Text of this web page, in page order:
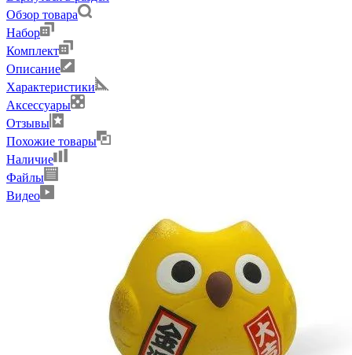
Обзор товара
Набор
Комплект
Описание
Характеристики
Аксессуары
Отзывы
Похожие товары
Наличие
Файлы
Видео